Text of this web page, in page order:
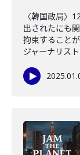
〈韓国政局〉
出されたにも
拘束すること
ジャーナリス